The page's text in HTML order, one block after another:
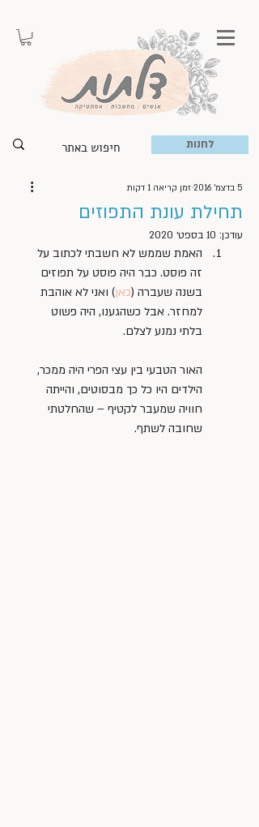
לחנות
תחילת עונת התפוזים
5 בדצמ׳ 2016 זמן קריאה 1 דקות
עודכן: 10 בספט׳ 2020
האמת שממש לא חשבתי לכתוב על
זה פוסט. כבר היה פוסט על תפוזים
בשנה שעברה (כאן) ואני לא אוהבת
למחזר. אבל כשהגענו, היה פשוט
בלתי נמנע לצלם.
האור הטבעי בין עצי הפרי היה ממכר,
הילדים היו כל כך מבסוטים, והייתה
חוויה שמעבר לקטיף – שהחלטתי
שחובה לשתף.